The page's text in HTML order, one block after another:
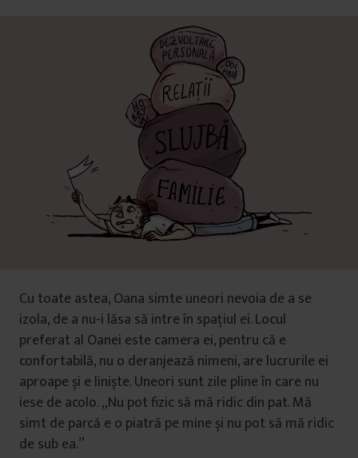
Cu toate astea, Oana simte uneori nevoia de a se
izola, de a nu-i lăsa să intre în spațiul ei. Locul
preferat al Oanei este camera ei, pentru că e
confortabilă, nu o deranjează nimeni, are lucrurile ei
aproape și e liniște. Uneori sunt zile pline în care nu
iese de acolo. „Nu pot fizic să mă ridic din pat. Mă
simt de parcă e o piatră pe mine și nu pot să mă ridic
de sub ea.”